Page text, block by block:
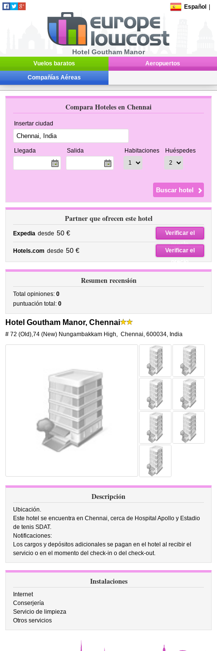
Español
Hotel Goutham Manor
Vuelos baratos Aeropuertos
Compañías Aéreas
Compara Hoteles en Chennai
Insertar ciudad
Llegada Salida Habitaciones Huéspedes
Partner que ofrecen este hotel
Expedia desde 50 €
Verificar el
precio
Hotels.com desde 50 €
Verificar el
precio
Resumen recensión
Total opiniones:0
puntuación total:0
Hotel Goutham Manor, Chennai
# 72 (Old),74 (New) Nungambakkam High, Chennai,600034, India
Descripción
Ubicación.
Este hotel se encuentra en Chennai, cerca de Hospital Apollo y Estadio
de tenis SDAT.
Notificaciones:
Los cargos y depósitos adicionales se pagan en el hotel al recibir el
servicio o en el momento del check-in o del check-out.
Instalaciones
Internet
Conserjería
Servicio de limpieza
Otros servicios